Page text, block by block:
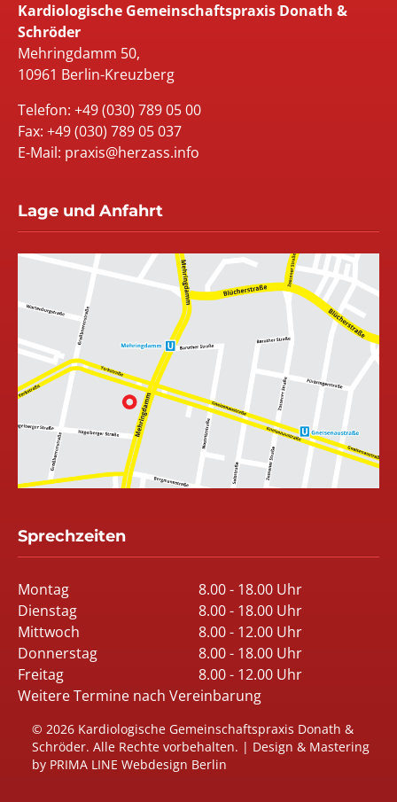
Kardiologische Gemeinschaftspraxis Donath &
Schröder
Mehringdamm 50,
10961 Berlin-Kreuzberg
Telefon: +49 (030) 789 05 00
Fax: +49 (030) 789 05 037
E-Mail: praxis@herzass.info
Lage und Anfahrt
Sprechzeiten
Montag
8.00 - 18.00 Uhr
Dienstag
8.00 - 18.00 Uhr
Mittwoch
8.00 - 12.00 Uhr
Donnerstag
8.00 - 18.00 Uhr
Freitag
8.00 - 12.00 Uhr
Weitere Termine nach Vereinbarung
© 2026 Kardiologische Gemeinschaftspraxis Donath &
Schröder. Alle Rechte vorbehalten. | Design & Mastering
by PRIMA LINE Webdesign Berlin